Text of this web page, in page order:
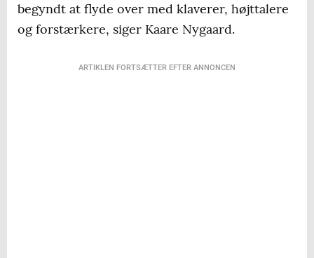
begyndt at flyde over med klaverer, højttalere
og forstærkere, siger Kaare Nygaard.
ARTIKLEN FORTSÆTTER EFTER ANNONCEN